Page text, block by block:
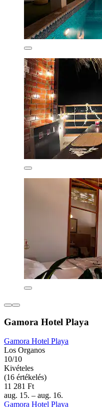
Gamora Hotel Playa
Gamora Hotel Playa
Los Organos
10/10
Kivételes
(16 értékelés)
11 281 Ft
aug. 15. – aug. 16.
Gamora Hotel Playa